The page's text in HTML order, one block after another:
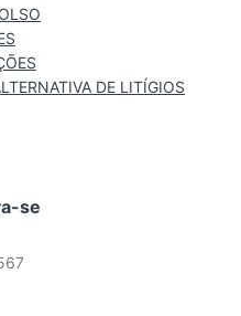
DE LITÍGIOS
se